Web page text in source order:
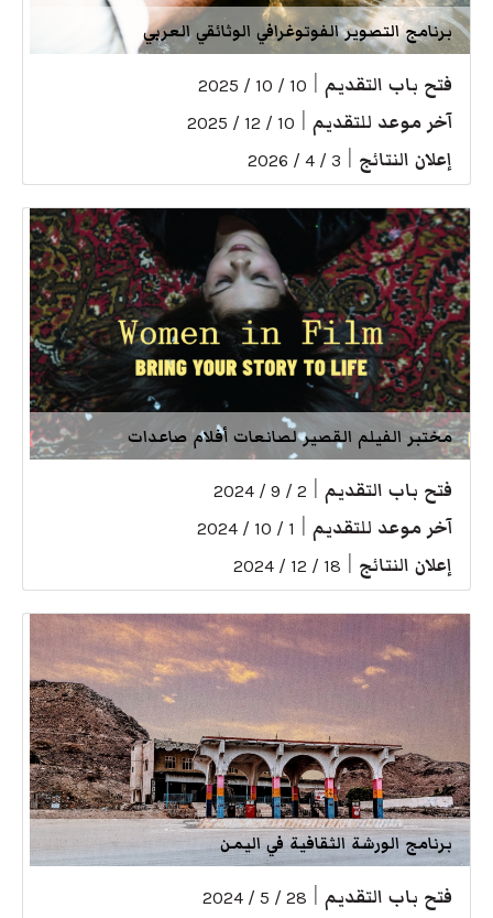
برنامج التصوير الفوتوغرافي الوثائقي العربي
فتح باب التقديم 10 / 10 / 2025
آخر موعد للتقديم 10 / 12 / 2025
إعلان النتائج 3 / 4 / 2026
مختبر الفيلم القصير لصانعات أفلام صاعدات
فتح باب التقديم 2 / 9 / 2024
آخر موعد للتقديم 1 / 10 / 2024
إعلان النتائج 18 / 12 / 2024
برنامج الورشة الثقافية في اليمن
فتح باب التقديم 28 / 5 / 2024